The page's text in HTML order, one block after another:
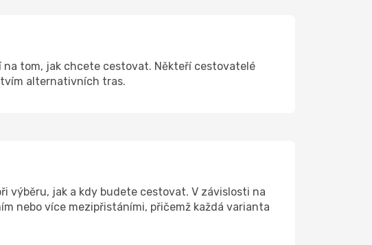
tom, jak chcete cestovat. Někteří cestovatelé
alternativních tras.
výběru, jak a kdy budete cestovat. V závislosti na
nebo více mezipřistáními, přičemž každá varianta